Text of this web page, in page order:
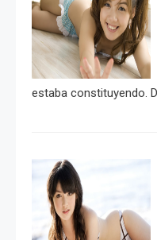
estaba constituyendo.